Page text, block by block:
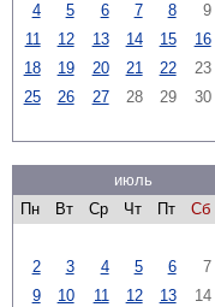
4
5 6 7 8 9
11
12 13 14 15 16
18
19 20 21 22 23
25
26 27 28 29 30
июль
Пн
Вт Ср Чт Пт Сб
2
3 4 5 6 7
9
10 11 12 13 14